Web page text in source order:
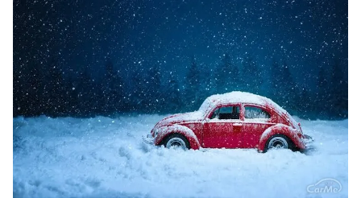
適切な服装
冬の車内で「やってはいけない」NG行動は？
凍ったフロントガラスに熱湯をかける
密閉した車内でのアイドリング長時間放置
エンジン高回転での無理な暖気
まとめ